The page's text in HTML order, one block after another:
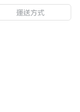
運送方式